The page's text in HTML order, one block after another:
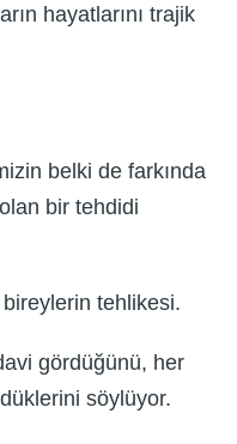
hayatlarını trajik
belki de farkında
bir tehdidi
tehlikesi.
gördüğünü, her
söylüyor.